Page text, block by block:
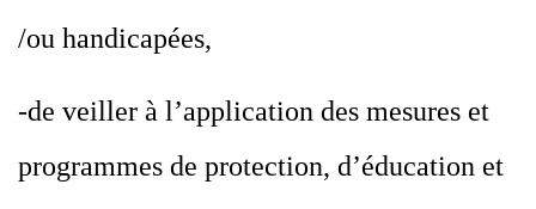
/ou handicapées,
-de veiller à l’application des mesures et
programmes de protection, d’éducation et